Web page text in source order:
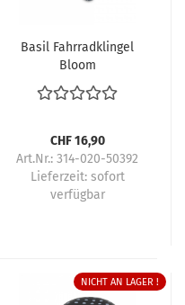
Basil Fahrradklingel
Bloom
CHF 16,90
Art.Nr.: 314-020-50392
Lieferzeit: sofort
verfügbar
NICHT AN LAGER !